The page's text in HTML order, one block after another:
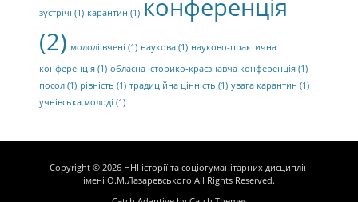
зустрічі (1) карантин (1) конференція
(2) молоді вчені (1) наукова (1) науково-практична
конференція (1) обласна історико-краєзнавча конференція (1)
посол (1) рівність (1) традиційна цінність (1) увага карантин (1)
учнівська молоді (1)
Copyright © 2026 ННІ історії та соціогуманітарних дисциплін
імені О.М.Лазаревського All Rights Reserved.